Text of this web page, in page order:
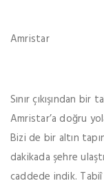
Amristar
Sınır çıkışından
Amristar’a doğru
Bizi de bir altın
dakikada şehre
caddede indik. Tabiî